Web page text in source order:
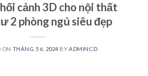
cảnh 3D cho nội thất
2 phòng ngủ siêu đẹp
ON THÁNG 5 6, 2024 BYADMINCD